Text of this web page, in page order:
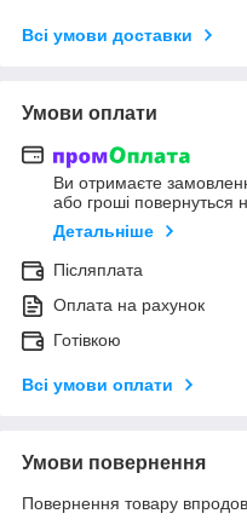
Всі умови доставки
Умови оплати
Ви отримаєте
або гроші повернуться
Детальніше
Післяплата
Оплата на рахунок
Готівкою
Всі умови оплати
Умови повернення
Повернення товару